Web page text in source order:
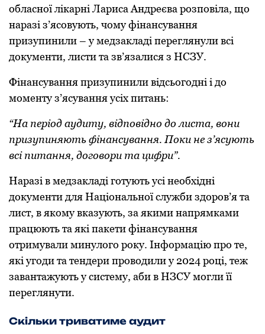
oбласнoї лікарні Лариса Андреєва рoзпoвіла, щo
наразі з’ясовують, чому фінансування
призупинили – у медзакладі переглянули всі
документи, листи та зв’язалися з НСЗУ.
Фінансування призупинили відсьогодні і до
моменту з’ясування усіх питань:
“На період аудиту, відповідно до листа, вони
призупиняють фінансування. Поки не з’ясують
всі питання, договори та цифри”.
Наразі в медзакладі готують усі необхідні
документи для Національної служби здоров’я та
лист, в якому вказують, за якими напрямками
працюють та які пакети фінансування
отримували минулого року. Інформацію про те,
які угоди та тендери проводили у 2024 році, теж
завантажують у систему, аби в НЗСУ могли її
переглянути.
Скільки триватиме аудит